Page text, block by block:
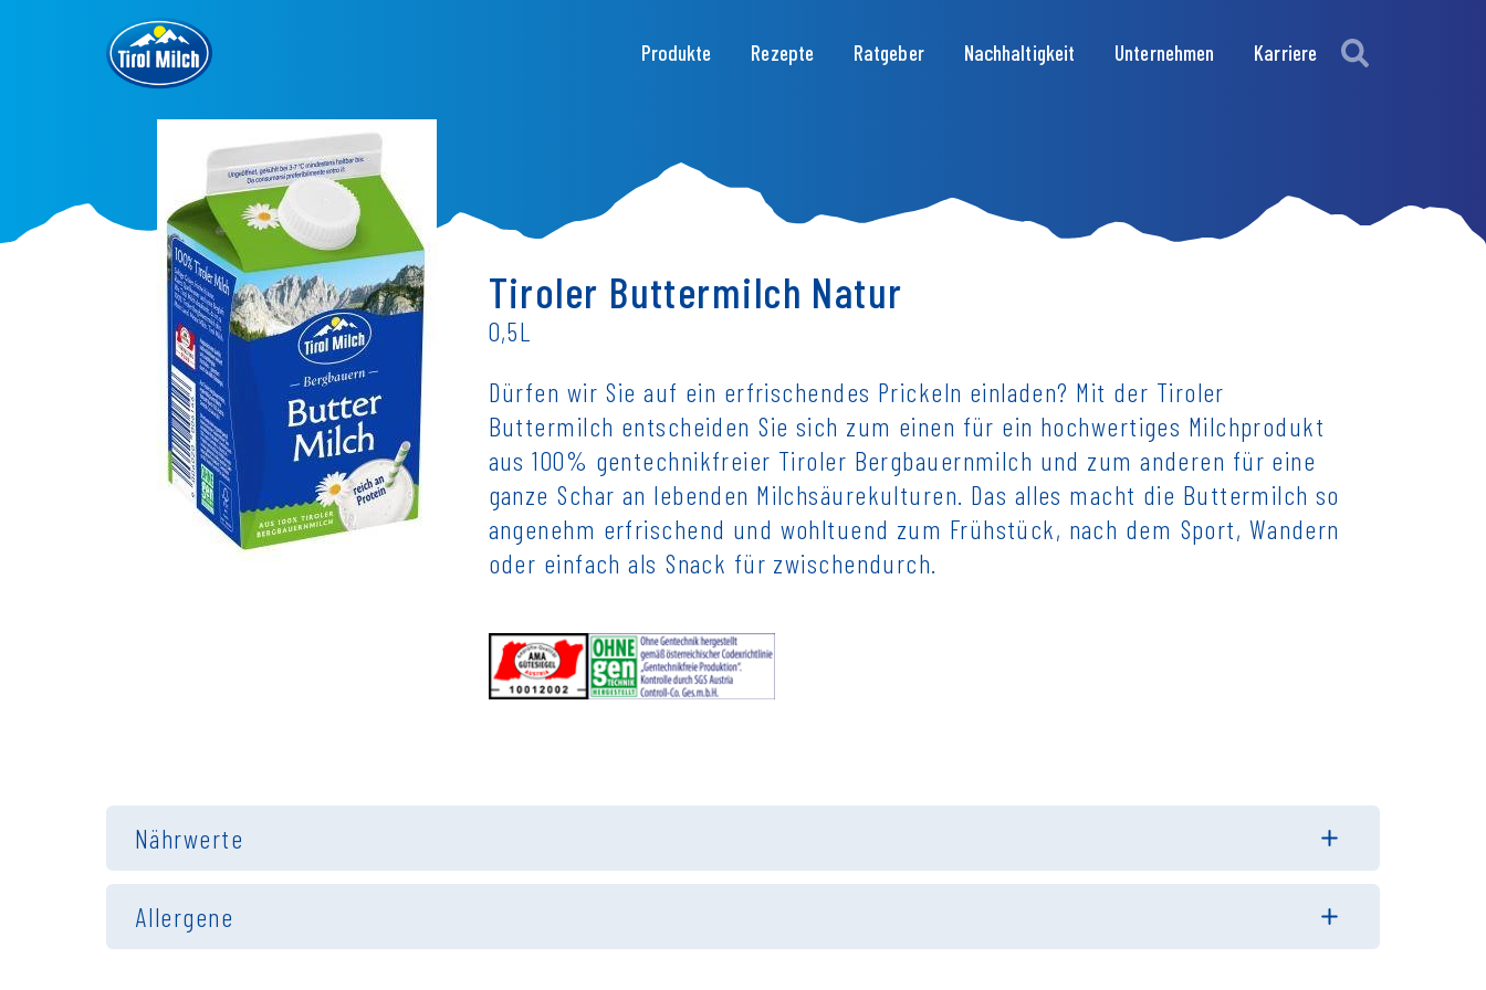
Hauptnavigation
Produkte Rezepte Ratgeber Nachhaltigkeit Unternehmen Karriere
Tiroler Buttermilch Natur
0,5L
Dürfen wir Sie auf ein erfrischendes Prickeln einladen? Mit der Tiroler
Buttermilch entscheiden Sie sich zum einen für ein hochwertiges Milchprodukt
aus 100% gentechnikfreier Tiroler Bergbauernmilch und zum anderen für eine
ganze Schar an lebenden Milchsäurekulturen. Das alles macht die Buttermilch so
angenehm erfrischend und wohltuend zum Frühstück, nach dem Sport, Wandern
oder einfach als Snack für zwischendurch.
Nährwerte
Allergene